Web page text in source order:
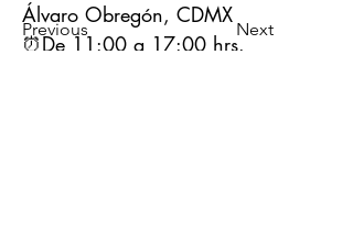
Previous Next
Álvaro Obregón, CDMX
⏰De 11:00 a 17:00 hrs.